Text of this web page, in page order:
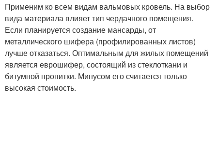
Применим ко всем видам вальмовых кровель. На выбор
вида материала влияет тип чердачного помещения.
Если планируется создание мансарды, от
металлического шифера (профилированных листов)
лучше отказаться. Оптимальным для жилых помещений
является еврошифер, состоящий из стеклоткани и
битумной пропитки. Минусом его считается только
высокая стоимость.